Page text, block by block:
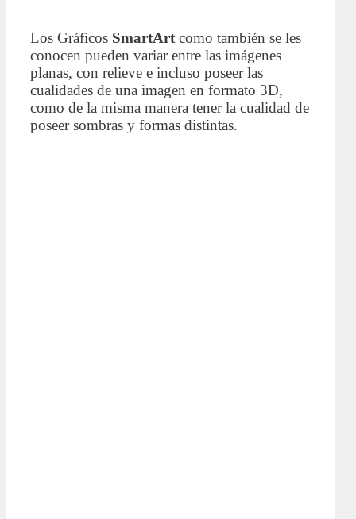
Los Gráficos SmartArtcomo también se les
conocen pueden variar entre las imágenes
planas, con relieve e incluso poseer las
cualidades de una imagen en formato 3D,
como de la misma manera tener la cualidad de
poseer sombras y formas distintas.